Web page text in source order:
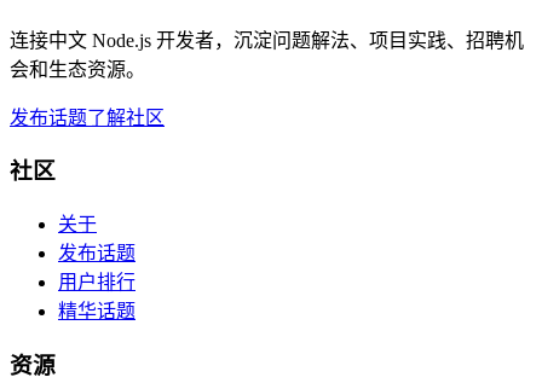
连接中文 Node.js 开发者，沉淀问题解法、项目实践、招聘机
会和生态资源。
发布话题了解社区
社区
关于
发布话题
用户排行
精华话题
资源